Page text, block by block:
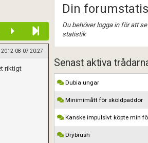
2012-08-07 20:27
riktigt
Din
Du behöver logga in för att
statistik
Senast aktiva
Dubia ungar
Minimimått för sköldpaddor
Kanske impulsivt köpte min
Drybrush